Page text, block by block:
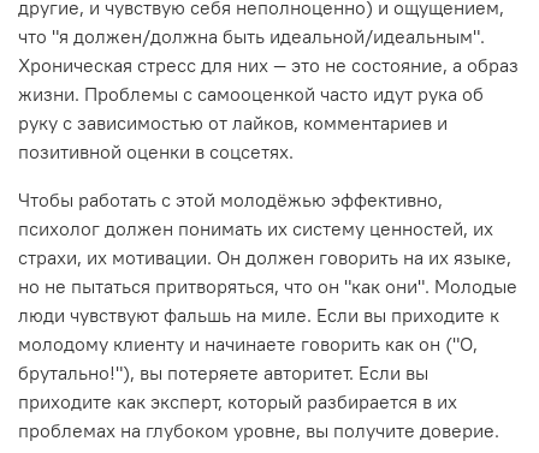
другие, и чувствую себя неполноценно) и ощущением,
что "я должен/должна быть идеальной/идеальным".
Хроническая стресс для них — это не состояние, а образ
жизни. Проблемы с самооценкой часто идут рука об
руку с зависимостью от лайков, комментариев и
позитивной оценки в соцсетях.
Чтобы работать с этой молодёжью эффективно,
психолог должен понимать их систему ценностей, их
страхи, их мотивации. Он должен говорить на их языке,
но не пытаться притворяться, что он "как они". Молодые
люди чувствуют фальшь на миле. Если вы приходите к
молодому клиенту и начинаете говорить как он ("О,
брутально!"), вы потеряете авторитет. Если вы
приходите как эксперт, который разбирается в их
проблемах на глубоком уровне, вы получите доверие.